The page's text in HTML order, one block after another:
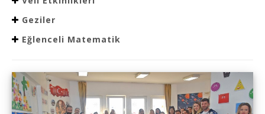
Geziler
Eğlenceli Matematik